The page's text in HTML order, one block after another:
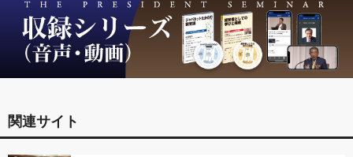
関連サイト